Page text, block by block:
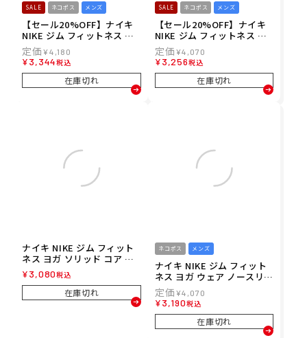
SALE ネコポス メンズ
【セール20%OFF】ナイキ
NIKE ジム フィットネス ト
レーニング ウェア インナー
シャツ アンダーシャツ ナイ
キプロ Dri-FIT タイト ショ
ートスリーブ フィットネス
トップ FB7933-100 メンズ
¥4,180
¥3,344税込
在庫切れ
SALE ネコポス メンズ
【セール20%OFF】ナイキ
NIKE ジム フィットネス ト
レーニング ウェア インナー
シャツ アンダーシャツ ナイ
キプロ Dri-FIT タイト ショ
ートスリーブ フィットネス
トップ FB7933-451 メンズ
¥4,070
¥3,256税込
在庫切れ
ナイキ NIKE ジム フィット
ネス ヨガ ソリッド コア マ
フラー タオル TW2520-010
¥3,080税込
在庫切れ
ネコポス メンズ
ナイキ NIKE ジム フィット
ネス ヨガ ウェア ノースリー
ブ タンクトップ RLGD リセ
ット スリーブレス Tシャツ
DX0992-100 メンズ 男性 24
¥4,070
¥3,190税込
在庫切れ